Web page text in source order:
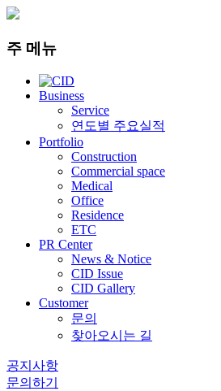
주 메뉴
Business
Service
연도별 주요실적
Portfolio
Construction
Commercial space
Medical
Office
Residence
ETC
PR Center
News & Notice
CID Issue
CID Gallery
Customer
문의
찾아오시는 길
공지사항
문의하기